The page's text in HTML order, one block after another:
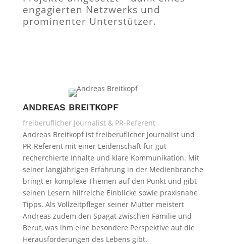
engagierten Netzwerks und
prominenter Unterstützer.
ANDREAS BREITKOPF
freiberuflicher Journalist & PR-Referent
Andreas Breitkopf ist freiberuflicher Journalist und
PR-Referent mit einer Leidenschaft für gut
recherchierte Inhalte und klare Kommunikation. Mit
seiner langjährigen Erfahrung in der Medienbranche
bringt er komplexe Themen auf den Punkt und gibt
seinen Lesern hilfreiche Einblicke sowie praxisnahe
Tipps. Als Vollzeitpfleger seiner Mutter meistert
Andreas zudem den Spagat zwischen Familie und
Beruf, was ihm eine besondere Perspektive auf die
Herausforderungen des Lebens gibt.